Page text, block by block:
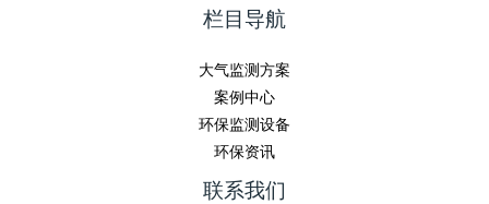
栏目导航
大气监测方案
案例中心
环保监测设备
环保资讯
联系我们